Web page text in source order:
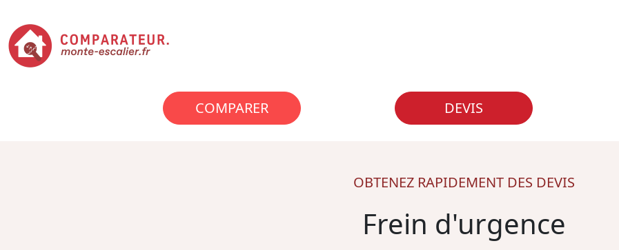
COMPARER DEVIS
OBTENEZ RAPIDEMENT DES DEVIS
Frein d'urgence